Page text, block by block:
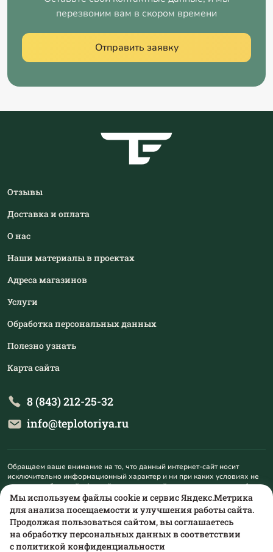
перезвоним вам в скором времени
Отправить заявку
Отзывы
Доставка и оплата
О нас
Наши материалы в проектах
Адреса магазинов
Услуги
Обработка персональных данных
Полезно узнать
Карта сайта
8 (843) 212-25-32
info@teplotoriya.ru
Обращаем ваше внимание на то, что данный интернет-сайт носит
исключительно информационный характер и ни при каких условиях не
является публичной офертой, определяемой положениями пункта 1
статьи 437 Гражданского кодекса Российской Федерации. Для
получения подробной информации о наличии и стоимости указанных
товаров и (или) услуг, пожалуйста, обращайтесь на mail@teplotoriya.ru.
Мы используем файлы cookie и сервис Яндекс.Метрика
для анализа посещаемости и улучшения работы сайта.
Продолжая пользоваться сайтом, вы соглашаетесь
на обработку персональных данных в соответствии
сполитикой конфиденциальности